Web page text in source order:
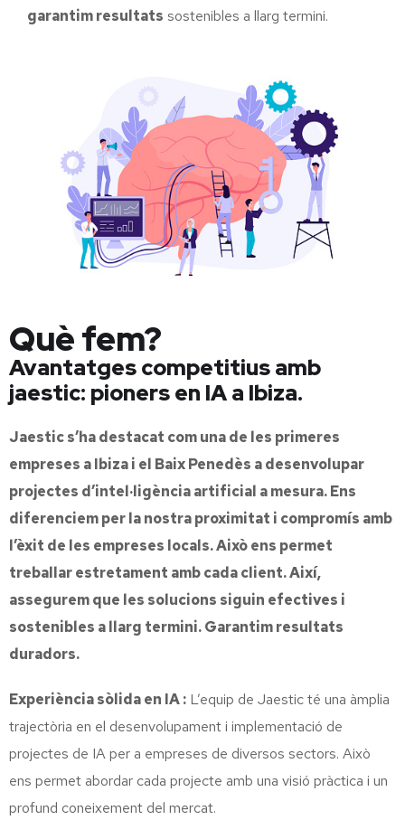
garantim resultats sostenibles a llarg termini.
Què fem?
Avantatges competitius amb
jaestic: pioners en IA a Ibiza.
Jaestic s’ha destacat com una de les primeres
empreses a Ibiza i el Baix Penedès a desenvolupar
projectes d’intel·ligència artificial a mesura. Ens
diferenciem per la nostra proximitat i compromís amb
l’èxit de les empreses locals. Això ens permet
treballar estretament amb cada client. Així,
assegurem que les solucions siguin efectives i
sostenibles a llarg termini. Garantim resultats
duradors.
Experiència sòlida en IA : L’equip de Jaestic té una àmplia
trajectòria en el desenvolupament i implementació de
projectes de IA per a empreses de diversos sectors. Això
ens permet abordar cada projecte amb una visió pràctica i un
profund coneixement del mercat.